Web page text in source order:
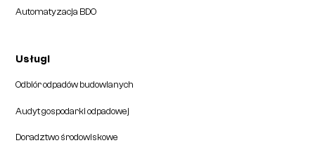
Automatyzacja BDO
Usługi
Odbiór odpadów budowlanych
Audyt gospodarki odpadowej
Doradztwo środowiskowe